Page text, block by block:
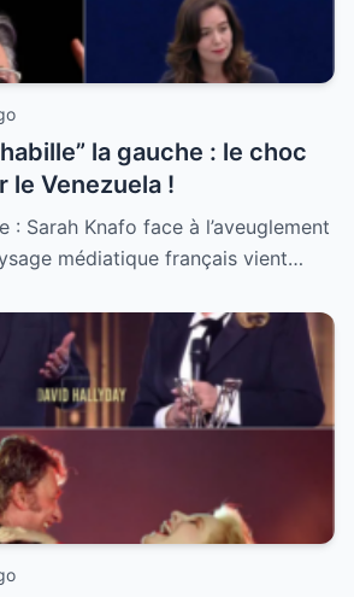
la gauche : le choc
le Venezuela !
: Sarah Knafo face à l’aveuglement
médiatique français vient…